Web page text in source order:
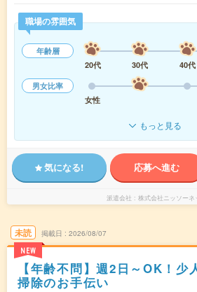
職場の雰囲気
年齢層
20代
30代 40代
男女比率
女性
もっと見る
気になる! 応募へ進む
派遣会社 株式会社ニッソーネ
未読
NEW
掲載日 2026/08/07
【年齢不問】週2日～OK！少
掃除のお手伝い